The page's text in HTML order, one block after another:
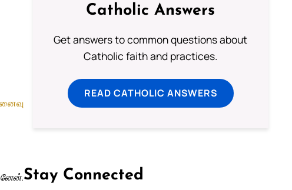
Catholic Answers
Get answers to common questions about
Catholic faith and practices.
READ CATHOLIC ANSWERS
Stay Connected